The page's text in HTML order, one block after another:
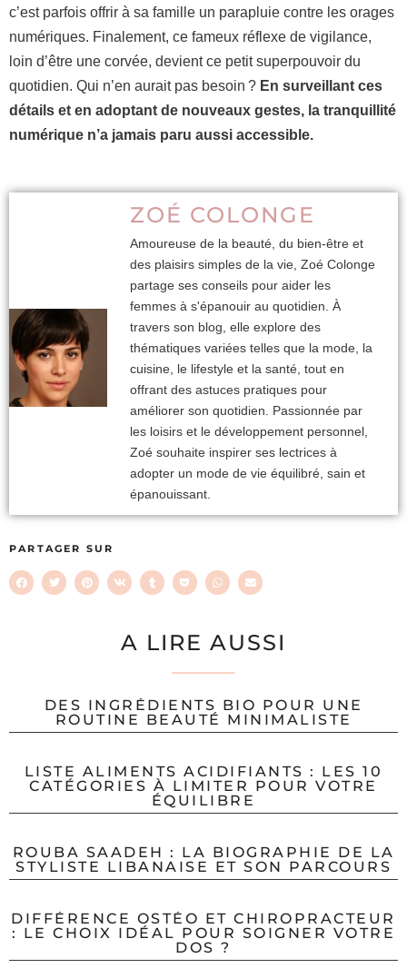
c’est parfois offrir à sa famille un parapluie contre les orages
numériques. Finalement, ce fameux réflexe de vigilance,
loin d’être une corvée, devient ce petit superpouvoir du
quotidien. Qui n’en aurait pas besoin ? En surveillant ces
détails et en adoptant de nouveaux gestes, la tranquillité
numérique n’a jamais paru aussi accessible.
ZOÉ COLONGE
Amoureuse de la beauté, du bien-être et
des plaisirs simples de la vie, Zoé Colonge
partage ses conseils pour aider les
femmes à s'épanouir au quotidien. À
travers son blog, elle explore des
thématiques variées telles que la mode, la
cuisine, le lifestyle et la santé, tout en
offrant des astuces pratiques pour
améliorer son quotidien. Passionnée par
les loisirs et le développement personnel,
Zoé souhaite inspirer ses lectrices à
adopter un mode de vie équilibré, sain et
épanouissant.
PARTAGER SUR
A LIRE AUSSI
DES INGRÉDIENTS BIO POUR UNE
ROUTINE BEAUTÉ MINIMALISTE
LISTE ALIMENTS ACIDIFIANTS : LES 10
CATÉGORIES À LIMITER POUR VOTRE
ÉQUILIBRE
ROUBA SAADEH : LA BIOGRAPHIE DE LA
STYLISTE LIBANAISE ET SON PARCOURS
DIFFÉRENCE OSTÉO ET CHIROPRACTEUR
: LE CHOIX IDÉAL POUR SOIGNER VOTRE
DOS ?